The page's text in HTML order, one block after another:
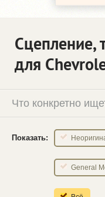
Сцепление,
для
Что конкретно
Показать:
General